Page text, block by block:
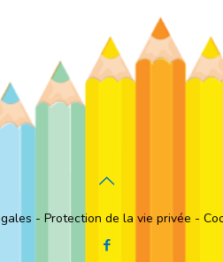
-Protection de la vie privée -